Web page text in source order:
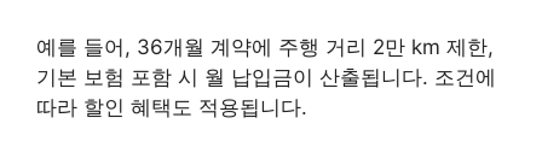
예를 들어, 36개월 계약에 주행 거리 2만 km 제한,
기본 보험 포함 시 월 납입금이 산출됩니다. 조건에
따라 할인 혜택도 적용됩니다.